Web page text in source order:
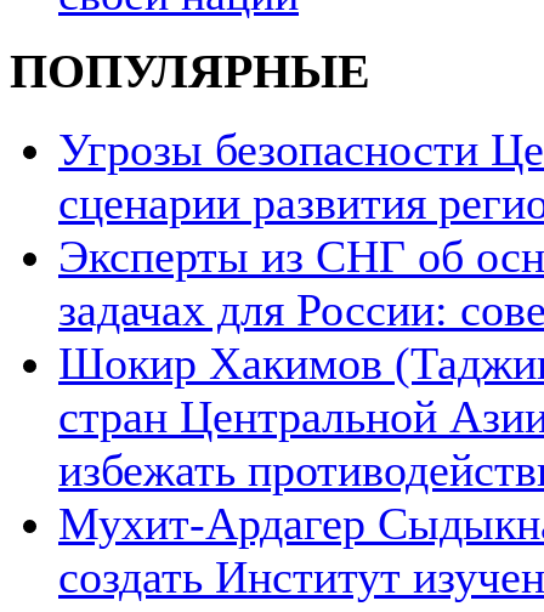
ПОПУЛЯРНЫЕ
Угрозы безопасности
сценарии развития
Эксперты из СНГ об
задачах для России:
Шокир Хакимов
стран Центральной
избежать
Мухит-Ардагер
создать Институт